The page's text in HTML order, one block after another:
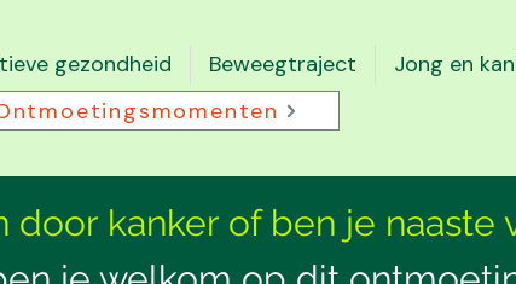
gezondheid Beweegtraject Jong en
door kanker of ben je naaste